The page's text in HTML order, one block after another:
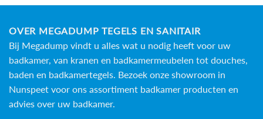
OVER MEGADUMP TEGELS EN SANITAIR
Bij Megadump vindt u alles wat u nodig heeft voor uw
badkamer, van kranen en badkamermeubelen tot douches,
baden en badkamertegels. Bezoek onze showroom in
Nunspeet voor ons assortiment badkamer producten en
advies over uw badkamer.